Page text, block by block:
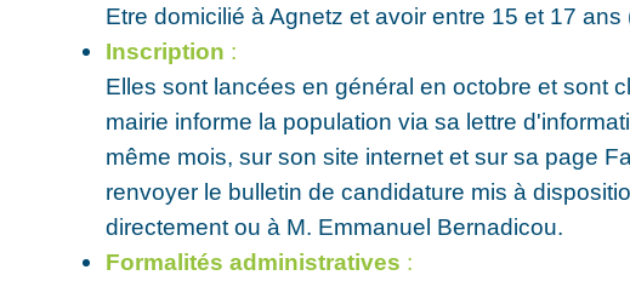
Etre domicilié à Agnetz et avoir entre 15 et 17 ans
Inscription :
Elles sont lancées en général en octobre et sont
mairie informe la population via sa lettre
même mois, sur son site internet et sur sa page
renvoyer le bulletin de candidature mis à
directement ou à M. Emmanuel Bernadicou.
Formalités administratives :